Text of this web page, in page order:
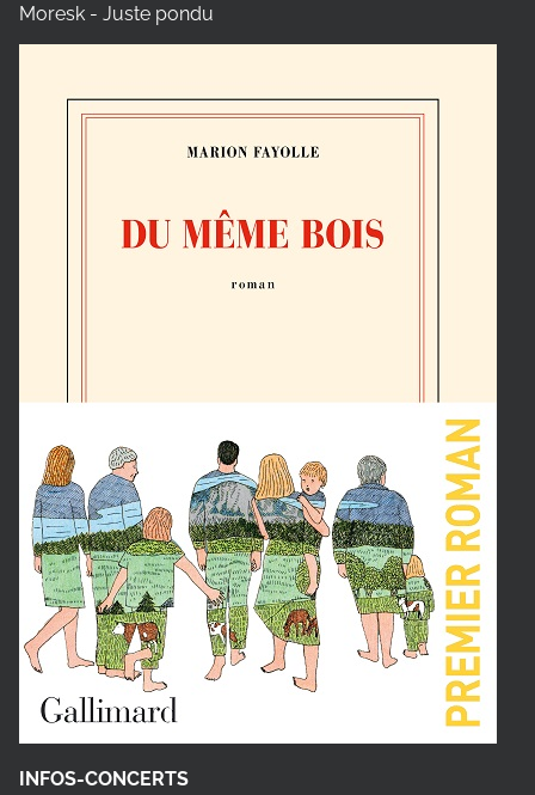
Moresk - Juste pondu
INFOS-CONCERTS